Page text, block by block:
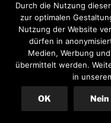
Höchststufe in
Deutschen
Jubiläumsmusik
für
5 min./
Durch die Nutzung
zur optimalen
Nutzung der Website
dürfen in
Medien, Werbung
übermittelt werden.
in
OK Nein